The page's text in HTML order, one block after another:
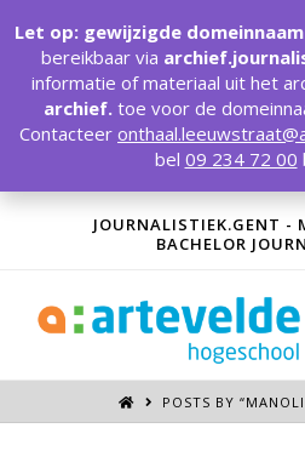
JOURNALISTIEK.GENT -
BACHELOR
POSTS BY
Let op: gewijzigde domeinnaam
bereikbaar via
informatie of materiaal uit het
archief. toe voor de
Contacteer
bel 09 234 72 00